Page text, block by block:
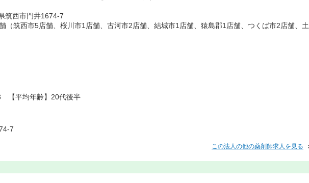
筑西市門井1674-7
舗（筑西市5店舗、桜川市1店舗、古河市2店舗、結城市1店舗、猿島郡1店舗、つくば市2店舗、土
【平均年齢】20代後半
7
この法人の他の薬剤師求人を見る